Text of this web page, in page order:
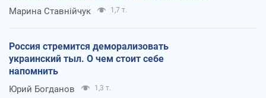
Марина Ставнійчук 1,7 т.
Россия стремится деморализовать
украинский тыл. О чем стоит себе
напомнить
Юрий Богданов 1,3 т.